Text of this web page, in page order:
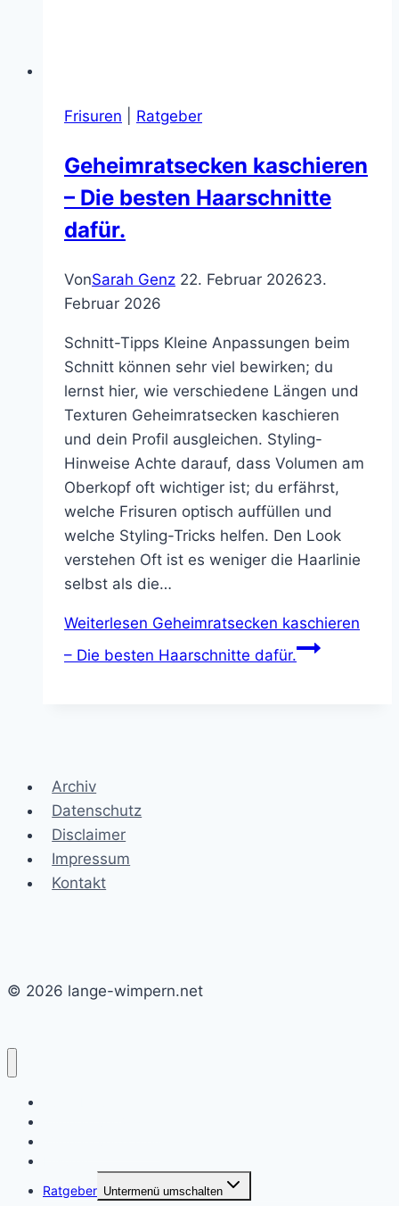
Frisuren Ratgeber
Geheimratsecken kaschieren
– Die besten Haarschnitte
dafür.
VonSarah Genz 22. Februar 202623.
Februar 2026
Schnitt-Tipps Kleine Anpassungen beim
Schnitt können sehr viel bewirken; du
lernst hier, wie verschiedene Längen und
Texturen Geheimratsecken kaschieren
und dein Profil ausgleichen. Styling-
Hinweise Achte darauf, dass Volumen am
Oberkopf oft wichtiger ist; du erfährst,
welche Frisuren optisch auffüllen und
welche Styling-Tricks helfen. Den Look
verstehen Oft ist es weniger die Haarlinie
selbst als die…
Weiterlesen Geheimratsecken kaschieren
– Die besten Haarschnitte dafür.
Archiv
Datenschutz
Disclaimer
Impressum
Kontakt
© 2026 lange-wimpern.net
Ratgeber Untermenü umschalten